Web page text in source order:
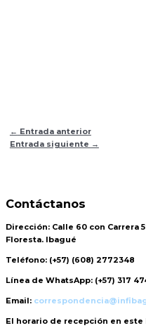
← Entrada anterior
Entrada siguiente →
Contáctanos
Dirección: Calle 60 con Carrera
Floresta. Ibagué
Teléfono: (+57) (608) 2772348
Línea de WhatsApp: (+57) 317
Email:
El horario de recepción en este